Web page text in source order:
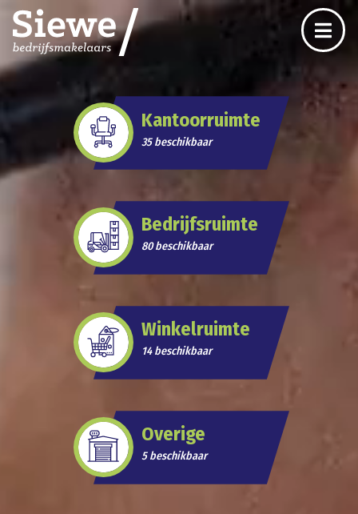
Kantoorruimte
35 beschikbaar
Bedrijfsruimte
80 beschikbaar
Winkelruimte
14 beschikbaar
Overige
5 beschikbaar